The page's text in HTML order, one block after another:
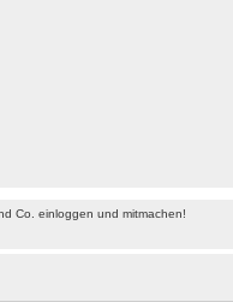
Co. einloggen und mitmachen!